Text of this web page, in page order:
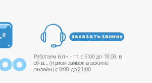
заказать звонок
Работаем в пн.-пт. c 9:00 до 18:00, в
сб-вс., (прием заявок в режиме
онлайн) c 8:00 до 21:00